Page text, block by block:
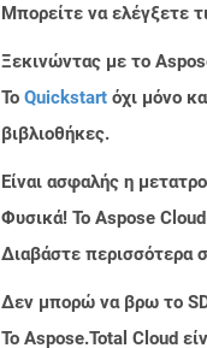
Μπορείτε να ελέγξετε
Ξεκινώντας με το
Το Quickstart όχι μόνο
βιβλιοθήκες.
Είναι ασφαλής η
Φυσικά! Το Aspose
Διαβάστε περισσότερα
Δεν μπορώ να βρω το
Το Aspose.Total Cloud